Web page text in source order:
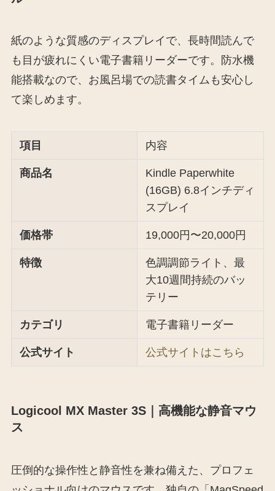
紙のような質感のディスプレイで、長時間読んで
も目が疲れにくい電子書籍リーダーです。防水機
能搭載なので、お風呂場での読書タイムも安心し
て楽しめます。
項目 内容
商品名
Kindle Paperwhite
(16GB) 6.8インチディ
スプレイ
価格帯 19,000円〜20,000円
特徴
色調調節ライト、最
大10週間持続のバッ
テリー
カテゴリ 電子書籍リーダー
公式サイト 公式サイトはこちら
Logicool MX Master 3S｜高機能な静音マウ
ス
圧倒的な操作性と静音性を兼ね備えた、プロフェ